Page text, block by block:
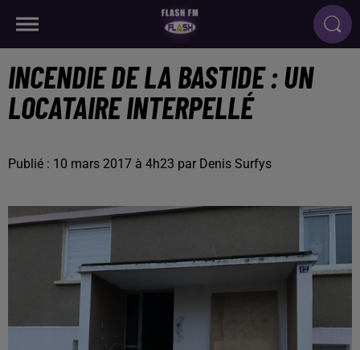
INCENDIE DE LA BASTIDE : UN
LOCATAIRE INTERPELLÉ
Publié : 10 mars 2017 à 4h23 par Denis Surfys